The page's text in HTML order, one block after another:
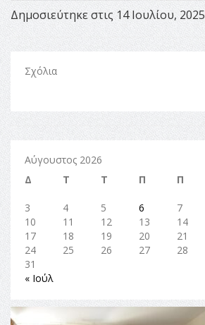
Δημοσιεύτηκε στις 14 Ιουλίου, 2025
Σχόλια
Αύγουστος 2026
Δ
Τ Τ Π Π
3
4 5 6 7
10
11 12 13 14
17
18 19 20 21
24
25 26 27 28
31
« Ιούλ